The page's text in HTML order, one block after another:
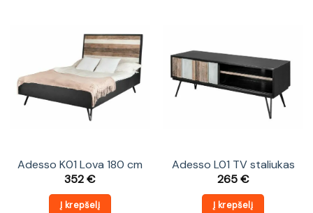
Adesso K01 Lova 180 cm
352€
Į krepšelį
Adesso L01 TV staliukas
265€
Į krepšelį